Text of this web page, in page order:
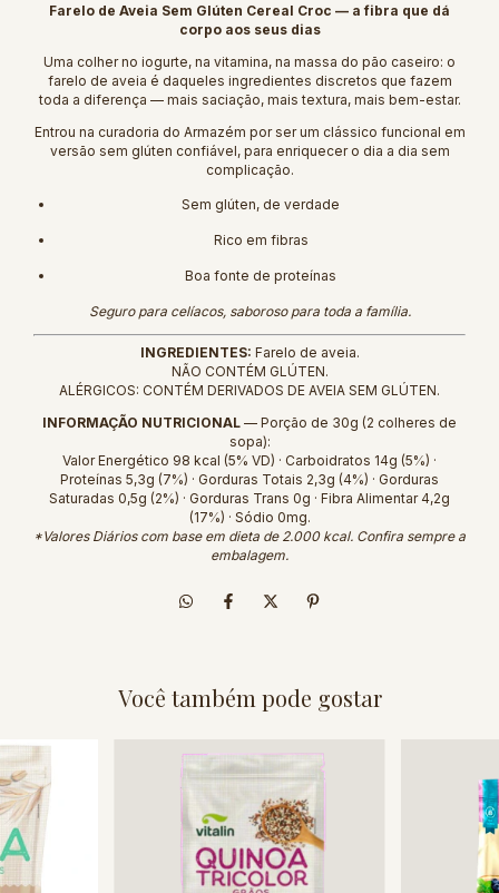
Farelo de Aveia Sem Glúten Cereal Croc — a fibra que dá
corpo aos seus dias
Uma colher no iogurte, na vitamina, na massa do pão caseiro: o
farelo de aveia é daqueles ingredientes discretos que fazem
toda a diferença — mais saciação, mais textura, mais bem-estar.
Entrou na curadoria do Armazém por ser um clássico funcional em
versão sem glúten confiável, para enriquecer o dia a dia sem
complicação.
Sem glúten, de verdade
Rico em fibras
Boa fonte de proteínas
Seguro para celíacos, saboroso para toda a família.
INGREDIENTES: Farelo de aveia.
NÃO CONTÉM GLÚTEN.
ALÉRGICOS: CONTÉM DERIVADOS DE AVEIA SEM GLÚTEN.
INFORMAÇÃO NUTRICIONAL — Porção de 30g (2 colheres de
sopa):
Valor Energético 98 kcal (5% VD) · Carboidratos 14g (5%) ·
Proteínas 5,3g (7%) · Gorduras Totais 2,3g (4%) · Gorduras
Saturadas 0,5g (2%) · Gorduras Trans 0g · Fibra Alimentar 4,2g
(17%) · Sódio 0mg.
*Valores Diários com base em dieta de 2.000 kcal. Confira sempre a
embalagem.
Você também pode gostar